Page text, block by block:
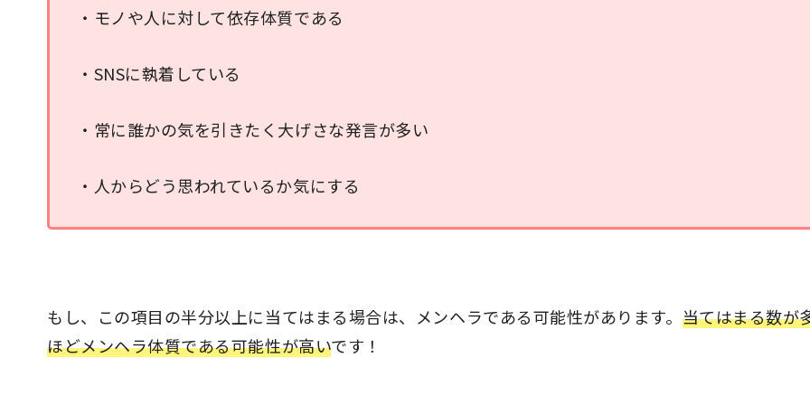
・モノや人に対して依存体質である
・SNSに執着している
・常に誰かの気を引きたく大げさな発言が多い
・人からどう思われているか気にする
もし、この項目の半分以上に当てはまる場合は、メンヘラである可能性があります。 当てはまる数が
ほどメンヘラ体質である可能性が高いです！